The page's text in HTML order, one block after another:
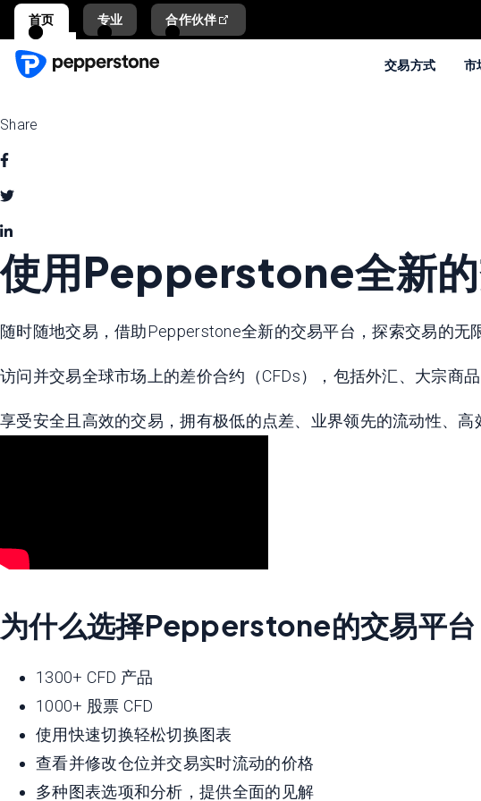
首页 专业 合作伙伴
交易方式 市
Share
使用Pepperstone全新的
随时随地交易，借助Pepperstone全新的交易平台，探索交易的
访问并交易全球市场上的差价合约（CFDs），包括外汇、大宗商
享受安全且高效的交易，拥有极低的点差、业界领先的流动性、
为什么选择Pepperstone的交易平台
1300+ CFD 产品
1000+ 股票 CFD
使用快速切换轻松切换图表
查看并修改仓位并交易实时流动的价格
多种图表选项和分析，提供全面的见解